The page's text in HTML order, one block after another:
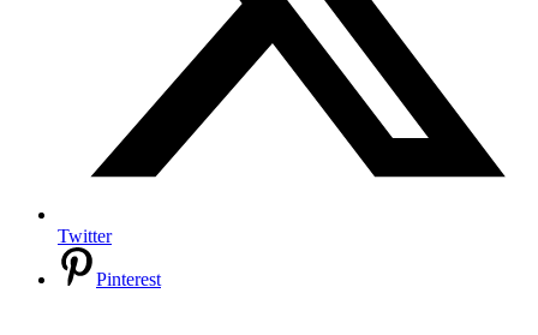
Twitter
Pinterest